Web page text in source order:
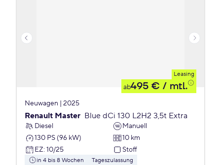
Leasing
ab495 € / mtl.
Neuwagen | 2025
Renault Master Blue dCi 130 L2H2 3,5t Extra
Diesel
Manuell
130 PS (96 kW)
10 km
EZ: 10/25 Stoff
in 4 bis 8 Wochen
Tageszulassung